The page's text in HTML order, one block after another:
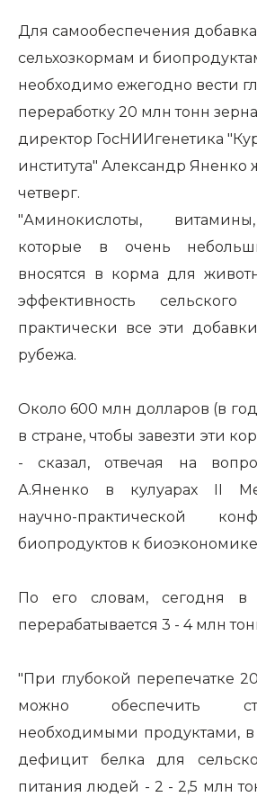
Для самообеспечения
сельхозкормам и
необходимо ежегодно вести
переработку 20 млн тонн
директор ГосНИИгенетика
института" Александр Яненко
четверг.
"Аминокислоты,
которые в очень
вносятся в корма для
эффективность
практически все эти добавки
рубежа.
Около 600 млн долларов (в
в стране, чтобы завезти эти
- сказал, отвечая на
А.Яненко в кулуарах II
научно-практической
биопродуктов к
По его словам, сегодня в
перерабатывается 3 - 4 млн
"При глубокой перепечатке
можно обеспечить
необходимыми продуктами, в
дефицит белка для
питания людей - 2 - 2,5 млн